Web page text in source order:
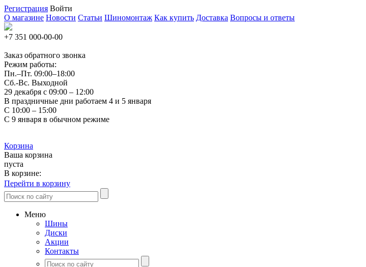
Регистрация Войти
О магазине Новости Статьи Шиномонтаж Как купить Доставка Вопросы и ответы
+7 351 000-00-00
Заказ обратного звонка
Режим работы:
Пн.–Пт. 09:00–18:00
Сб.-Вс. Выходной
29 декабря с 09:00 – 12:00
В праздничные дни работаем 4 и 5 января
С 10:00 – 15:00
С 9 января в обычном режиме
Корзина
Ваша корзина
пуста
В корзине:
Перейти в корзину
Меню
Шины
Диски
Акции
Контакты